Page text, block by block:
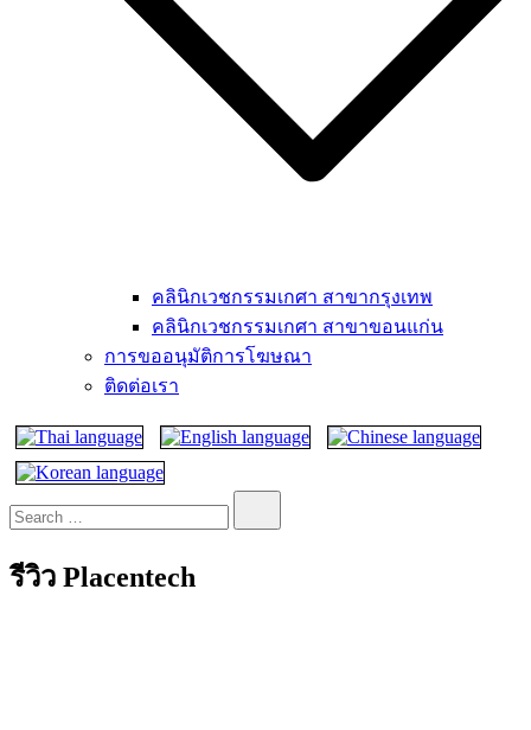
คลินิกเวชกรรมเกศา สาขากรุงเทพ
คลินิกเวชกรรมเกศา สาขาขอนแก่น
การขออนุมัติการโฆษณา
ติดต่อเรา
รีวิว Placentech